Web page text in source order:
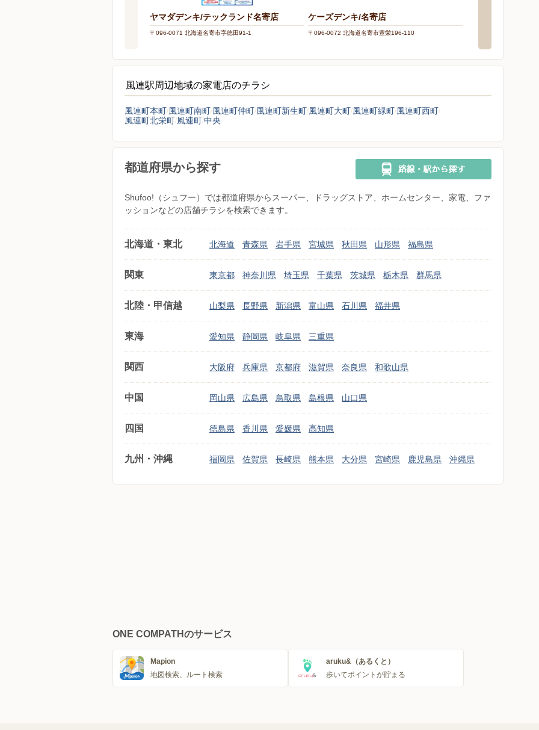
ヤマダデンキ/テックランド名寄店
〒096-0071 北海道名寄市字徳田91-1
ケーズデンキ/名寄店
〒096-0072 北海道名寄市豊栄196-110
風連駅周辺地域の家電店のチラシ
風連町本町 風連町南町 風連町仲町 風連町新生町 風連町大町 風連町緑町 風連町西町
風連町北栄町 風連町中央
都道府県から探す
Shufoo!（シュフー）では都道府県からスーパー、ドラッグストア、ホームセンター、家電、ファ
ッションなどの店舗チラシを検索できます。
北海道・東北 北海道 青森県 岩手県 宮城県 秋田県 山形県 福島県
関東 東京都 神奈川県 埼玉県 千葉県 茨城県 栃木県 群馬県
北陸・甲信越 山梨県 長野県 新潟県 富山県 石川県 福井県
東海 愛知県 静岡県 岐阜県 三重県
関西 大阪府 兵庫県 京都府 滋賀県 奈良県 和歌山県
中国 岡山県 広島県 鳥取県 島根県 山口県
四国 徳島県 香川県 愛媛県 高知県
九州・沖縄 福岡県 佐賀県 長崎県 熊本県 大分県 宮崎県 鹿児島県 沖縄県
ONE COMPATHのサービス
Mapion
地図検索、ルート検索
aruku&（あるくと）
歩いてポイントが貯まる